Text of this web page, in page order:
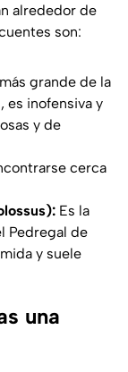
alrededor de
son:
grande de la
es inofensiva y
y de
cerca
Es la
Pedregal de
y suele
una